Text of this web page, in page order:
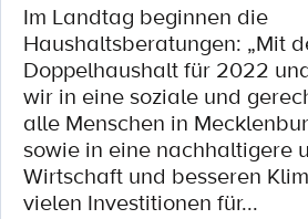
Im Landtag beginnen die
Haushaltsberatungen: „Mit
Doppelhaushalt für 2022
wir in eine soziale und
alle Menschen in
sowie in eine nachhaltigere
Wirtschaft und besseren
vielen Investitionen für...